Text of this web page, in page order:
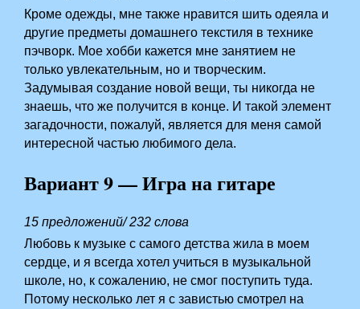
Кроме одежды, мне также нравится шить одеяла и
другие предметы домашнего текстиля в технике
пэчворк. Мое хобби кажется мне занятием не
только увлекательным, но и творческим.
Задумывая создание новой вещи, ты никогда не
знаешь, что же получится в конце. И такой элемент
загадочности, пожалуй, является для меня самой
интересной частью любимого дела.
Вариант 9 — Игра на гитаре
15 предложений/ 232 слова
Любовь к музыке с самого детства жила в моем
сердце, и я всегда хотел учиться в музыкальной
школе, но, к сожалению, не смог поступить туда.
Потому несколько лет я с завистью смотрел на